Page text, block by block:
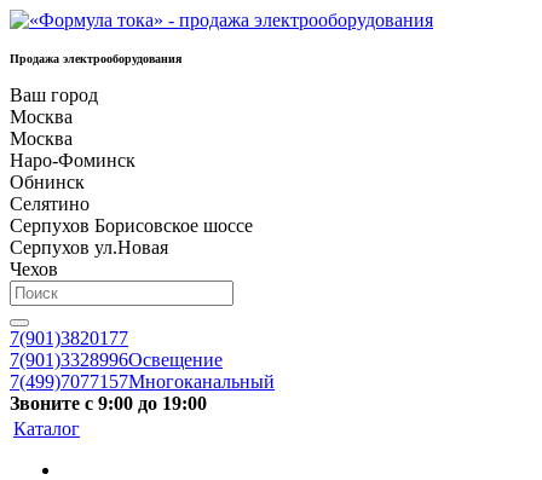
Продажа электрооборудования
Ваш город
Москва
Москва
Наро-Фоминск
Обнинск
Селятино
Серпухов Борисовское шоссе
Серпухов ул.Новая
Чехов
7(901)3820177
7(901)3328996Освещение
7(499)7077157Многоканальный
Звоните с 9:00 до 19:00
Каталог